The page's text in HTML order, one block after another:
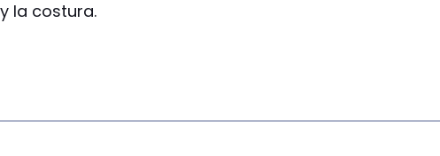
la costura.